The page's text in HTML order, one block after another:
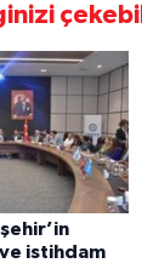
istihdam